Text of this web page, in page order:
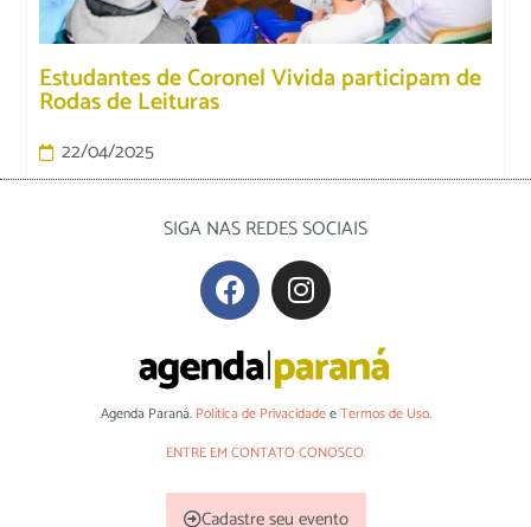
Estudantes de Coronel Vivida participam de
Rodas de Leituras
22/04/2025
SIGA NAS REDES SOCIAIS
Agenda Paraná. Política de PrivacidadeeTermos de Uso.
ENTRE EM CONTATO CONOSCO.
Cadastre seu evento